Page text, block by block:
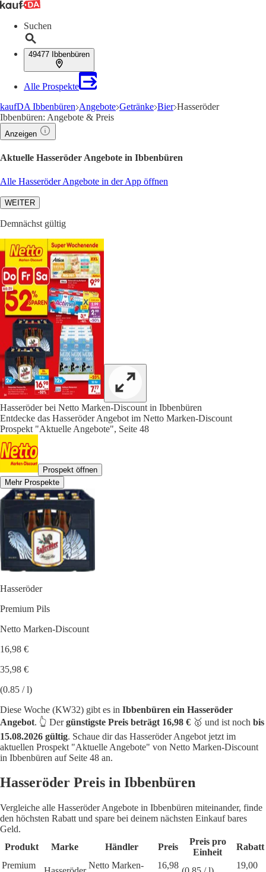
Suchen
49477 Ibbenbüren
Alle Prospekte
kaufDA Ibbenbüren Angebote Getränke Bier Hasseröder
Ibbenbüren: Angebote & Preis
Anzeigen
Aktuelle Hasseröder Angebote in Ibbenbüren
Alle Hasseröder Angebote in der App öffnen
WEITER
Demnächst gültig
Hasseröder bei Netto Marken-Discount in Ibbenbüren
Entdecke das Hasseröder Angebot im Netto Marken-Discount
Prospekt "Aktuelle Angebote", Seite 48
Prospekt öffnen
Mehr Prospekte
Hasseröder
Premium Pils
Netto Marken-Discount
16,98 €
35,98 €
(0.85 / l)
Diese Woche (KW32) gibt es in Ibbenbüren ein Hasseröder
Angebot. 👆 Dergünstigste Preis beträgt 16,98 € 🥇 und ist noch bis
15.08.2026 gültig. Schaue dir das Hasseröder Angebot jetzt im
aktuellen Prospekt "Aktuelle Angebote" von Netto Marken-Discount
in Ibbenbüren auf Seite 48 an.
Hasseröder Preis in Ibbenbüren
Vergleiche alle Hasseröder Angebote in Ibbenbüren miteinander, finde
den höchsten Rabatt und spare bei deinem nächsten Einkauf bares
Geld.
Produkt
Marke Händler Preis
Preis pro
Einheit
Rabatt
Premium
Netto Marken-
16,98
19,00